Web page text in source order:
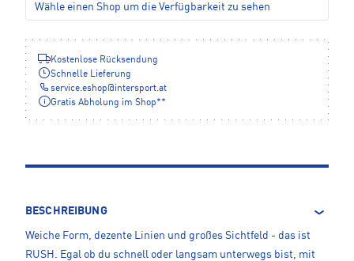
Wähle einen Shop um die Verfügbarkeit zu sehen
Kostenlose Rücksendung
Schnelle Lieferung
service.eshop@intersport.at
Gratis Abholung im Shop**
BESCHREIBUNG
Weiche Form, dezente Linien und großes Sichtfeld - das ist
RUSH. Egal ob du schnell oder langsam unterwegs bist, mit